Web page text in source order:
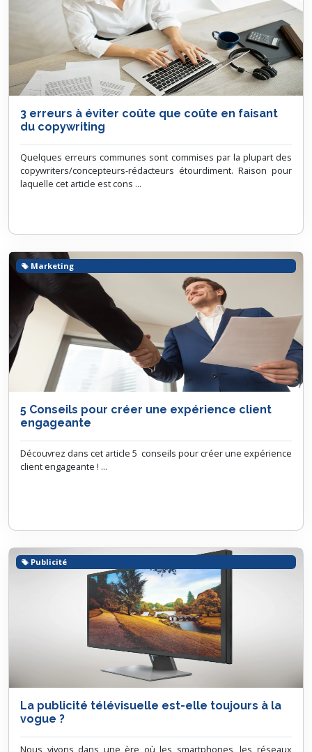
3 erreurs à éviter coûte que coûte en faisant
du copywriting
Quelques erreurs communes sont commises par la plupart des
copywriters/concepteurs-rédacteurs étourdiment. Raison pour
laquelle cet article est cons ...
5 Conseils pour créer une expérience client
engageante
Découvrez dans cet article 5 conseils pour créer une expérience
client engageante ! ...
Marketing
La publicité télévisuelle est-elle toujours à la
vogue ?
Nous vivons dans une ère où les smartphones, les réseaux
Publicité